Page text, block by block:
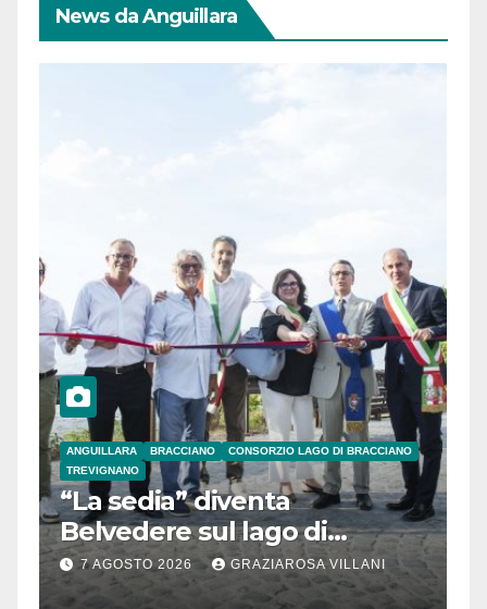
News da Anguillara
ANGUILLARA BRACCIANO
CONSORZIO LAGO DI BRACCIANO
TREVIGNANO
“La sedia” diventa
Belvedere sul lago di
Bracciano: ieri
l’inaugurazione
7 AGOSTO 2026 GRAZIAROSA VILLANI